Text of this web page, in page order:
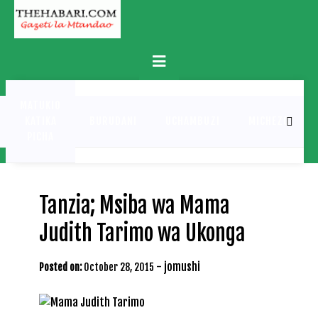
Skip
content
Primary
Menu
MICHEZO
Tanzia; Msiba wa Mama
Judith Tarimo wa Ukonga
Posted on: October 28, 2015 - jomushi